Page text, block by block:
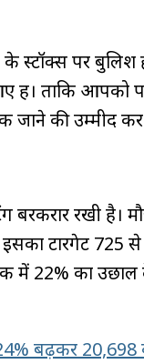
के स्‍टॉक्‍स पर
हैं। ताकि आपको
की उम्मीद कर
बरकरार रखी है।
इसका टारगेट 725
में 22% का
बढ़कर